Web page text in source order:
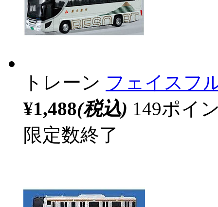
トレーン フェイスフ
¥1,488(税込) 149ポイ
限定数終了